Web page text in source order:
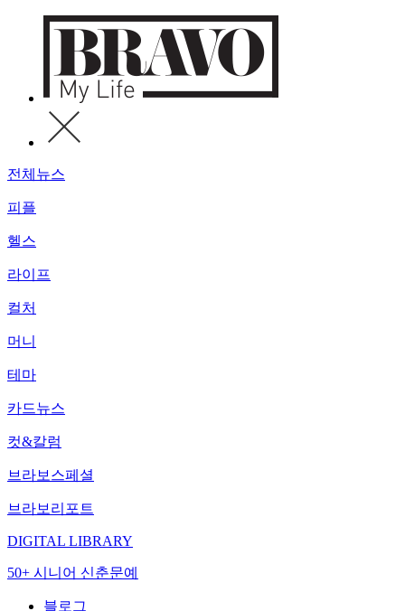
전체뉴스
피플
헬스
라이프
컬처
머니
테마
카드뉴스
컷&칼럼
브라보스페셜
브라보리포트
DIGITAL LIBRARY
50+ 시니어 신춘문예
블로그